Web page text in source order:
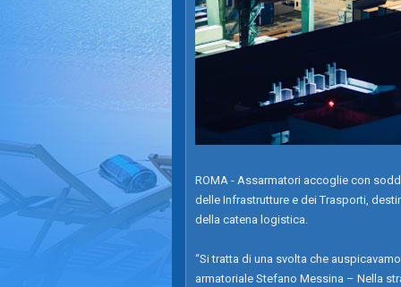
ROMA - Assarmatori accoglie con
delle Infrastrutture e dei Trasporti,
della catena logistica.
“Si tratta di una svolta che
armatoriale Stefano Messina – Nella